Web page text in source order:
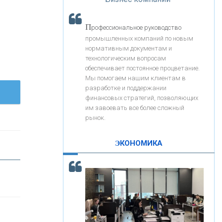
«РОСЕВРОБАНК»
«ПРЕСС-СЛУЖБА ВТБ24»
«АВТОГРАДБАНК»
КОНТАКТЫ
«Интервью»
Скорость - один из главных трендов в
кредитовании бизнеса - «Интервью»
Профессиональное руководство
промышленных компаний по новым
нормативным документам и
технологическим вопросам
обеспечивает постоянное процветание.
Мы помогаем нашим клиентам в
разработке и поддержании
финансовых стратегий, позволяющих
им завоевать все более сложный
рынок.
ЭКОНОМИКА